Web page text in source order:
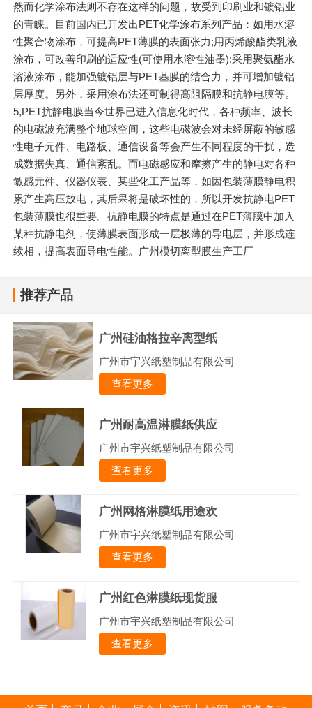
然而化学涂布法则不存在这样的问题，故受到印刷业和镀铝业
的青睐。目前国内已开发出PET化学涂布系列产品：如用水溶
性聚合物涂布，可提高PET薄膜的表面张力;用丙烯酸酯类乳液
涂布，可改善印刷的适应性(可使用水溶性油墨);采用聚氨酯水
溶液涂布，能加强镀铝层与PET基膜的结合力，并可增加镀铝
层厚度。另外，采用涂布法还可制得高阻隔膜和抗静电膜等。
5,PET抗静电膜当今世界已进入信息化时代，各种频率、波长
的电磁波充满整个地球空间，这些电磁波会对未经屏蔽的敏感
性电子元件、电路板、通信设备等会产生不同程度的干扰，造
成数据失真、通信紊乱。而电磁感应和摩擦产生的静电对各种
敏感元件、仪器仪表、某些化工产品等，如因包装薄膜静电积
累产生高压放电，其后果将是破坏性的，所以开发抗静电PET
包装薄膜也很重要。抗静电膜的特点是通过在PET薄膜中加入
某种抗静电剂，使薄膜表面形成一层极薄的导电层，并形成连
续相，提高表面导电性能。广州模切离型膜生产工厂
推荐产品
广州硅油格拉辛离型纸
广州市宇兴纸塑制品有限公司
查看更多
广州耐高温淋膜纸供应
广州市宇兴纸塑制品有限公司
查看更多
广州网格淋膜纸用途欢
广州市宇兴纸塑制品有限公司
查看更多
广州红色淋膜纸现货服
广州市宇兴纸塑制品有限公司
查看更多